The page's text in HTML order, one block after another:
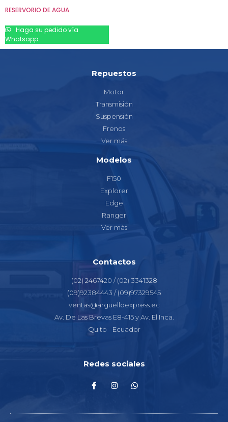
RESERVORIO DE AGUA
Haga su pedido vía
Whatsapp
Repuestos
Motor
Transmisión
Suspensión
Frenos
Ver más
Modelos
F150
Explorer
Edge
Ranger
Ver más
Contactos
(02) 2467420 / (02) 3341328
(09)92384443 / (09)97329545
ventas@arguelloexpress.ec
Av. De Las Brevas E8-415 y Av. El Inca.
Quito - Ecuador
Redes sociales